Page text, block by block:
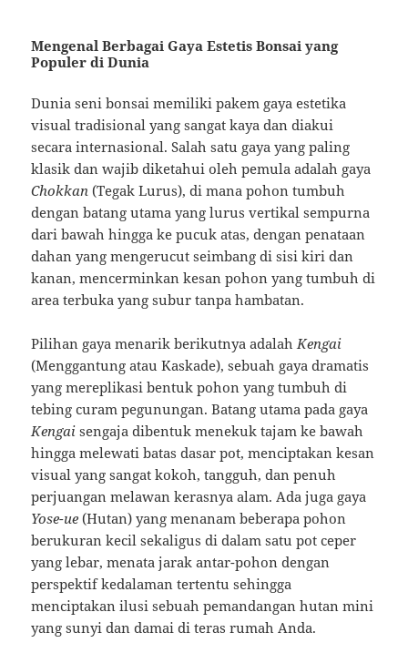
Mengenal Berbagai Gaya Estetis Bonsai yang
Populer di Dunia
Dunia seni bonsai memiliki pakem gaya estetika
visual tradisional yang sangat kaya dan diakui
secara internasional. Salah satu gaya yang paling
klasik dan wajib diketahui oleh pemula adalah gaya
Chokkan (Tegak Lurus), di mana pohon tumbuh
dengan batang utama yang lurus vertikal sempurna
dari bawah hingga ke pucuk atas, dengan penataan
dahan yang mengerucut seimbang di sisi kiri dan
kanan, mencerminkan kesan pohon yang tumbuh di
area terbuka yang subur tanpa hambatan.
Pilihan gaya menarik berikutnya adalah Kengai
(Menggantung atau Kaskade), sebuah gaya dramatis
yang mereplikasi bentuk pohon yang tumbuh di
tebing curam pegunungan. Batang utama pada gaya
Kengai sengaja dibentuk menekuk tajam ke bawah
hingga melewati batas dasar pot, menciptakan kesan
visual yang sangat kokoh, tangguh, dan penuh
perjuangan melawan kerasnya alam. Ada juga gaya
Yose-ue (Hutan) yang menanam beberapa pohon
berukuran kecil sekaligus di dalam satu pot ceper
yang lebar, menata jarak antar-pohon dengan
perspektif kedalaman tertentu sehingga
menciptakan ilusi sebuah pemandangan hutan mini
yang sunyi dan damai di teras rumah Anda.